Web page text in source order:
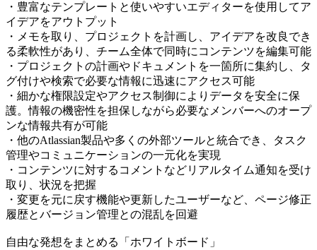
・豊富なテンプレートと使いやすいエディターを使用してア
イデアをアウトプット
・メモを取り、プロジェクトを計画し、アイデアを改良でき
る柔軟性があり、チーム全体で同時にコンテンツを編集可能
・プロジェクトの計画やドキュメントを一箇所に集約し、タ
グ付けや検索で必要な情報に迅速にアクセス可能
・細かな権限設定やアクセス制御によりデータを安全に保
護。情報の機密性を担保しながら必要なメンバーへのオープ
ンな情報共有が可能
・他のAtlassian製品や多くの外部ツールと統合でき、タスク
管理やコミュニケーションの一元化を実現
・コンテンツに対するコメントなどリアルタイム通知を受け
取り、状況を把握
・変更を元に戻す機能や更新したユーザーなど、ページ修正
履歴とバージョン管理との混乱を回避
自由な発想をまとめる「ホワイトボード」